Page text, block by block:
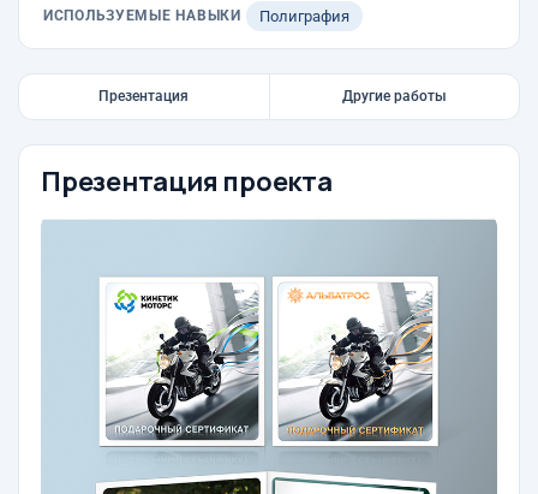
ИСПОЛЬЗУЕМЫЕ НАВЫКИ Полиграфия
Презентация Другие работы
Презентация проекта